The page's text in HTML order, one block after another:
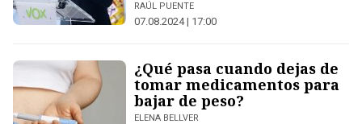
RAÚL PUENTE
07.08.2024 | 17:00
¿Qué pasa cuando dejas de
tomar medicamentos para
bajar de peso?
ELENA BELLVER